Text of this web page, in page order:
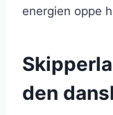
energien oppe
den